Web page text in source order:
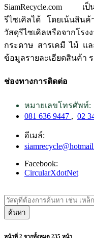
SiamRecycle.com เป็
รีไซเคิลได้ โดยเน้นสิน
วัสดุรีไซเคิลหรือจากโรง
กระดาษ สารเคมี ไม้ แ
ข้อมูลรายละเอียดสินค้า
ช่องทางการติดต่อ
หมายเลขโทรศัพท์:
081 636 9447 , 02
อีเมล์:
Facebook:
CircularXdotNet
ค้นหา
หน้าที่ 2 จากทั้งหมด 235 หน้า